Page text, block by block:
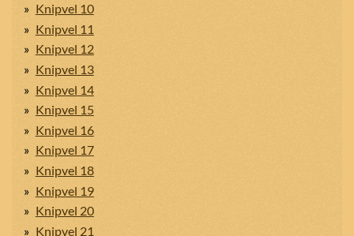
Knipvel 10
Knipvel 11
Knipvel 12
Knipvel 13
Knipvel 14
Knipvel 15
Knipvel 16
Knipvel 17
Knipvel 18
Knipvel 19
Knipvel 20
Knipvel 21